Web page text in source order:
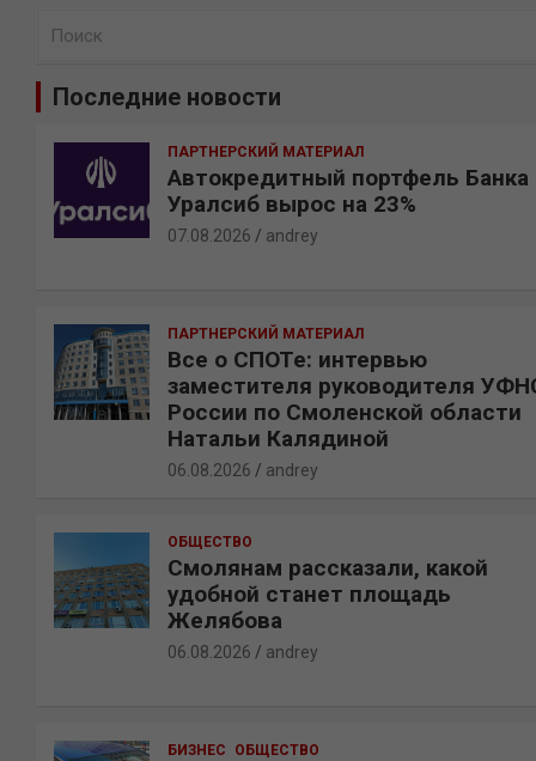
Последние новости
ПАРТНЕРСКИЙ МАТЕРИАЛ
Автокредитный портфель Банка
Уралсиб вырос на 23%
07.08.2026 andrey
ПАРТНЕРСКИЙ МАТЕРИАЛ
Все о СПОТе: интервью
заместителя руководителя
России по Смоленской области
Натальи Калядиной
06.08.2026 andrey
ОБЩЕСТВО
Смолянам рассказали, какой
удобной станет площадь
Желябова
06.08.2026 andrey
БИЗНЕС ОБЩЕСТВО